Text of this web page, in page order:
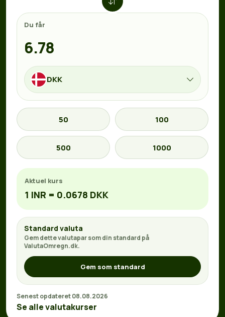
Du får
DKK
50 100
500 1000
Aktuel kurs
1 INR = 0.0678 DKK
Standard valuta
Gem dette valutapar som din standard på
ValutaOmregn.dk.
Gem som standard
Senest opdateret 08.08.2026
Se alle valutakurser